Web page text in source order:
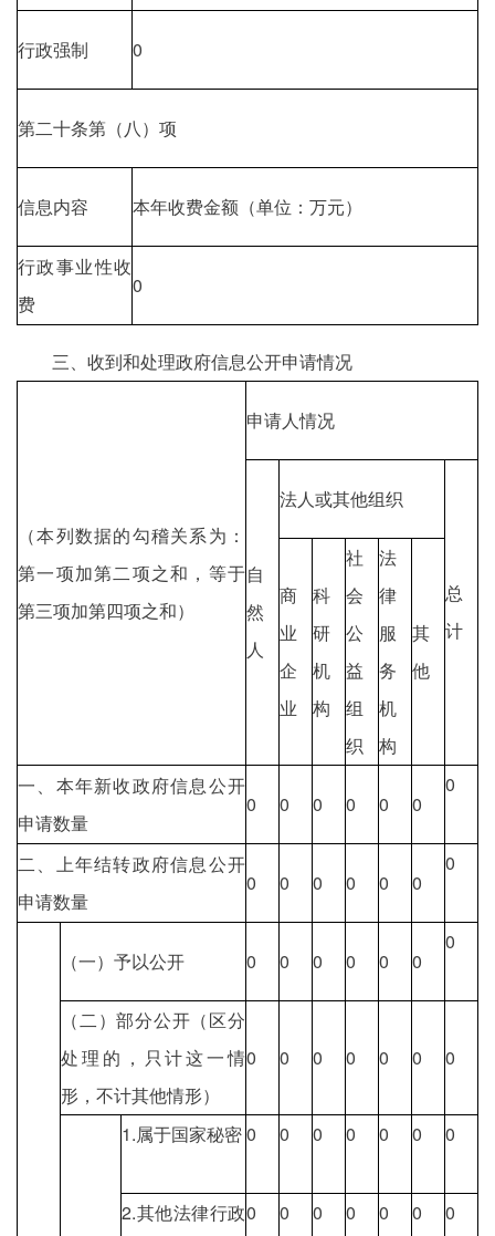
行政强制 0
第二十条第（八）项
信息内容 本年收费金额（单位：万元）
行政事业性收
费
0
三、收到和处理政府信息公开申请情况
（本列数据的勾稽关系为：
第一项加第二项之和，等于
第三项加第四项之和）
申请人情况
自
然
人
法人或其他组织
总
计
商
业
企
业
科
研
机
构
社
会
公
益
组
织
法
律
服
务
机
构
其
他
一、本年新收政府信息公开
申请数量
0 0 0 0 0 0
0
二、上年结转政府信息公开
申请数量
0 0 0 0 0 0
0
（一）予以公开 0 0 0 0 0 0
0
（二）部分公开（区分
处理的，只计这一情
形，不计其他情形）
0 0 0 0 0 0 0
1.属于国家秘密0 0 0 0 0 0 0
2.其他法律行政0 0 0 0 0 0 0